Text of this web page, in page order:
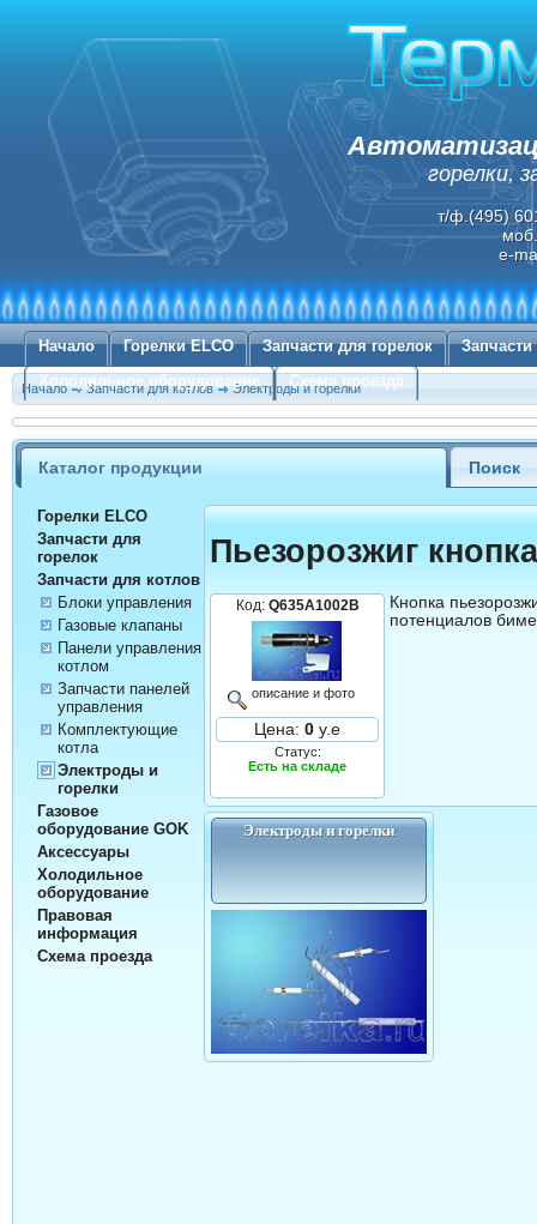
горелки,
т/ф.(495)
e-
Начало Горелки ELCO Запчасти для горелок
Холодильное оборудование
Схема проезда
Начало Запчасти для котлов Электроды и горелки
Каталог продукции Поиск
Горелки ELCO
Запчасти для
горелок
Запчасти для котлов
Блоки управления
Газовые клапаны
Панели управления
котлом
Запчасти панелей
управления
Комплектующие
котла
Электроды и
горелки
Газовое
оборудование GOK
Аксессуары
Холодильное
оборудование
Правовая
информация
Схема проезда
Пьезорозжиг
Код: Q635A1002B
описание и фото
Цена: 0 у.е
Статус:
Есть на складе
Кнопка
потенциалов
Электроды и горелки